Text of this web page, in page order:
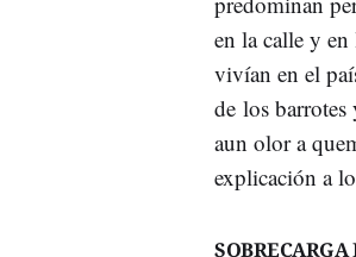
en la calle y
vivían en el
de los
aun olor a
explicación a